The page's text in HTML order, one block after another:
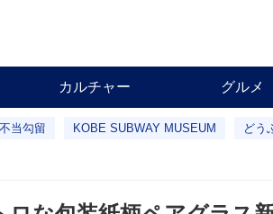
カルチャー グルメ
不当勾留 KOBE SUBWAY MUSEUM どう